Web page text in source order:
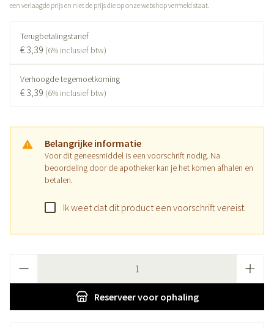
een verlaagde prijs en niet de prijs die op onze webshop vermeld staat.
Terugbetalingstarief
€ 3,39 (6% inclusief btw)
Verhoogde tegemoetkoming
€ 3,39 (6% inclusief btw)
Belangrijke informatie
Voor dit geneesmiddel is een voorschrift nodig. Na
beoordeling door de apotheker kan je het komen afhalen en
betalen.
Ik weet dat dit product een voorschrift vereist.
Reserveervoor ophaling